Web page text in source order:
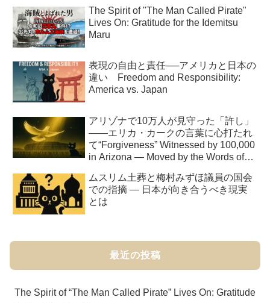
The Spirit of "The Man Called Pirate"
Lives On: Gratitude for the Idemitsu
Maru
表現の自由と責任──アメリカと日本の
違い Freedom and Responsibility:
America vs. Japan
アリゾナで10万人が見守った「許し」
――エリカ・カークの言葉に心打たれ
て“Forgiveness” Witnessed by 100,000
in Arizona — Moved by the Words of
ムスリム土葬と梅村みずほ議員の国会
での指摘 ― 日本が向き合うべき現実
とは
最近の投稿
The Spirit of “The Man Called Pirate” Lives On: Gratitude